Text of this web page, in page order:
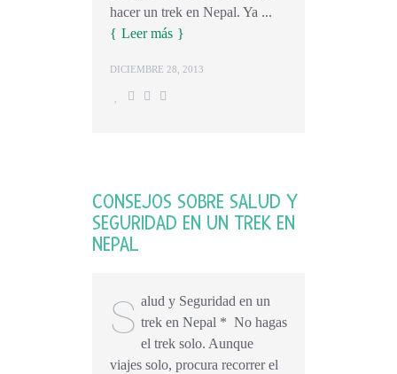
hacer un trek en Nepal. Ya ...
Leer más
DICIEMBRE 28, 2013
CONSEJOS SOBRE SALUD Y
SEGURIDAD EN UN TREK EN
NEPAL
S alud y Seguridad en un
trek en Nepal * No hagas
el trek solo. Aunque
viajes solo, procura recorrer el